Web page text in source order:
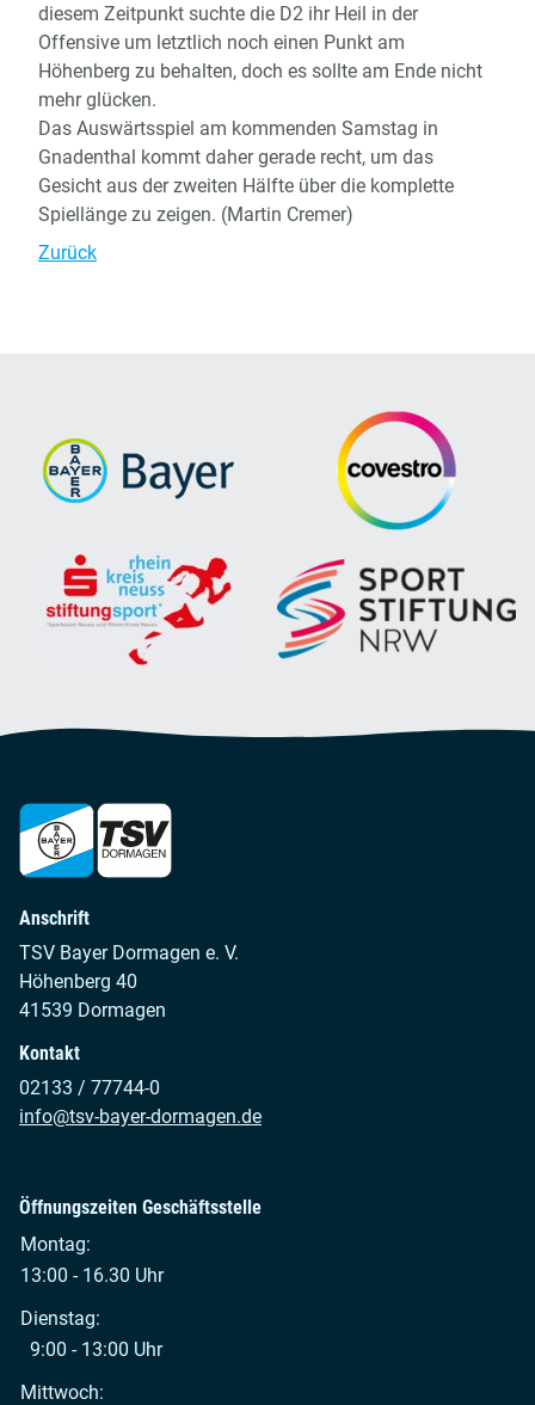
diesem Zeitpunkt suchte die D2 ihr Heil in der
Offensive um letztlich noch einen Punkt am
Höhenberg zu behalten, doch es sollte am Ende nicht
mehr glücken.
Das Auswärtsspiel am kommenden Samstag in
Gnadenthal kommt daher gerade recht, um das
Gesicht aus der zweiten Hälfte über die komplette
Spiellänge zu zeigen. (Martin Cremer)
Zurück
Anschrift
TSV Bayer Dormagen e. V.
Höhenberg 40
41539 Dormagen
Kontakt
02133 / 77744-0
info@tsv-bayer-dormagen.de
Öffnungszeiten Geschäftsstelle
Montag:
13:00 - 16.30 Uhr
Dienstag:
9:00 - 13:00 Uhr
Mittwoch: